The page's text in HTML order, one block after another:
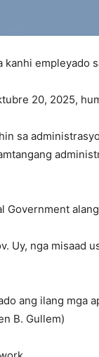
20, 2025,
sa
Uy, nga
ang ilang mga
B. Gullem)